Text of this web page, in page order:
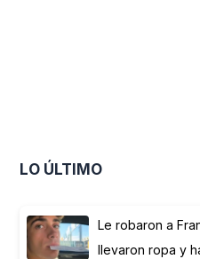
LO ÚLTIMO
Le robaron a
llevaron ropa y